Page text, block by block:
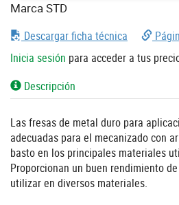
Marca STD
Descargar ficha técnica
Inicia sesión para acceder a tus
Descripción
Las fresas de metal duro para
adecuadas para el mecanizado con
basto en los principales materiales
Proporcionan un buen rendimiento
utilizar en diversos materiales.